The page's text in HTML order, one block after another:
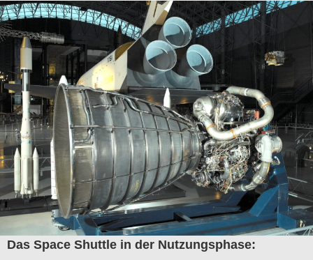
Das Space Shuttle in der Nutzungsphase: